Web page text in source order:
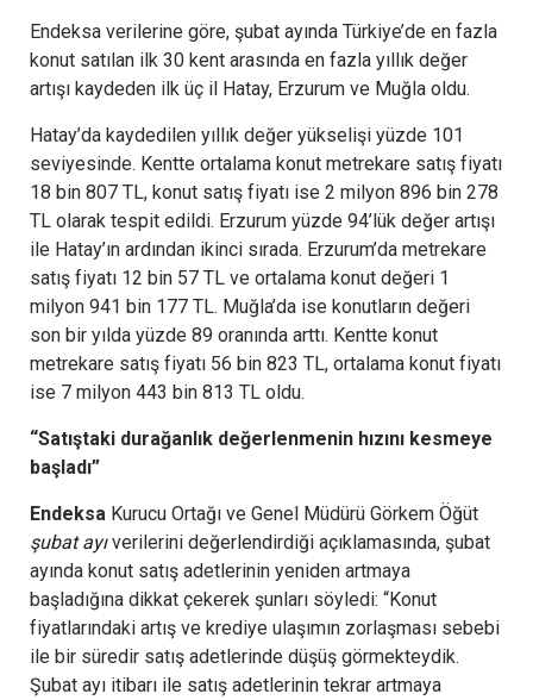
Endeksa verilerine göre, şubat ayında Türkiye’de en fazla
konut satılan ilk 30 kent arasında en fazla yıllık değer
artışı kaydeden ilk üç il Hatay, Erzurum ve Muğla oldu.
Hatay’da kaydedilen yıllık değer yükselişi yüzde 101
seviyesinde. Kentte ortalama konut metrekare satış fiyatı
18 bin 807 TL, konut satış fiyatı ise 2 milyon 896 bin 278
TL olarak tespit edildi. Erzurum yüzde 94’lük değer artışı
ile Hatay’ın ardından ikinci sırada. Erzurum’da metrekare
satış fiyatı 12 bin 57 TL ve ortalama konut değeri 1
milyon 941 bin 177 TL. Muğla’da ise konutların değeri
son bir yılda yüzde 89 oranında arttı. Kentte konut
metrekare satış fiyatı 56 bin 823 TL, ortalama konut fiyatı
ise 7 milyon 443 bin 813 TL oldu.
“Satıştaki durağanlık değerlenmenin hızını kesmeye
başladı”
Endeksa Kurucu Ortağı ve Genel Müdürü Görkem Öğüt
şubat ayıverilerini değerlendirdiği açıklamasında, şubat
ayında konut satış adetlerinin yeniden artmaya
başladığına dikkat çekerek şunları söyledi: “Konut
fiyatlarındaki artış ve krediye ulaşımın zorlaşması sebebi
ile bir süredir satış adetlerinde düşüş görmekteydik.
Şubat ayı itibarı ile satış adetlerinin tekrar artmaya